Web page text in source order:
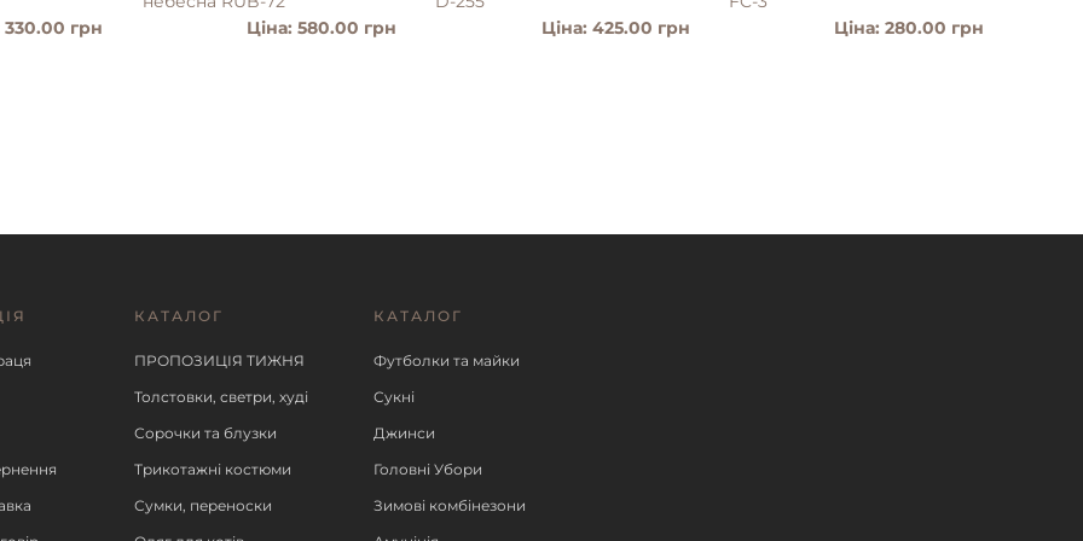
330.00 грн
Ціна: 580.00 грн
Ціна: 425.00 грн
Ціна: 280.00 грн
КАТАЛОГ
ПРОПОЗИЦІЯ ТИЖНЯ
Толстовки, светри, худі
Сорочки та блузки
Трикотажні костюми
Сумки, переноски
КАТАЛОГ
Футболки та майки
Сукні
Джинси
Головні Убори
Зимові комбінезони